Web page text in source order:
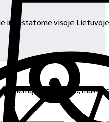
ir pristatome visoje Lietuvoje
su užsakymu, mus